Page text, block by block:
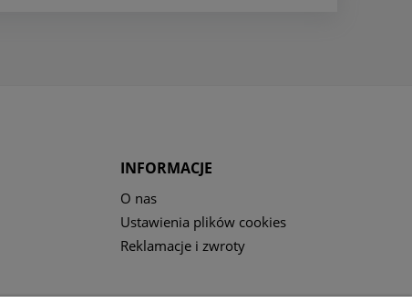
INFORMACJE
O nas
Ustawienia plików cookies
Reklamacje i zwroty